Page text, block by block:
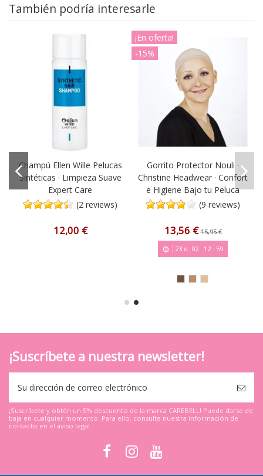
También podría interesarle
Champú Ellen Wille Pelucas
Sintéticas · Limpieza Suave
Expert Care
(2 reviews)
12,00 €
¡En oferta!
-15%
Gorrito Protector Nouli ·
Christine Headwear · Confort
e Higiene Bajo tu Peluca
(9 reviews)
13,56 €15,95 €
23d. 02: 12: 58
¡Suscríbete a nuestra newsletter!
¡Suscríbete y obtén un 5% descuento de la marca CAREBELL! Puede darse de
baja en cualquier momento. Para ello, consulte nuestra información de
contacto en el aviso legal.